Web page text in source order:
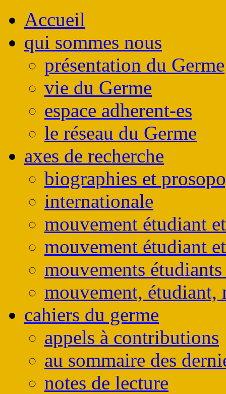
Accueil
qui sommes nous
présentation du Germe
vie du Germe
espace adherent-es
le réseau du Germe
axes de recherche
biographies et
internationale
mouvement étudiant
mouvement étudiant
mouvements
mouvement, étudiant,
cahiers du germe
appels à contributions
au sommaire des
notes de lecture